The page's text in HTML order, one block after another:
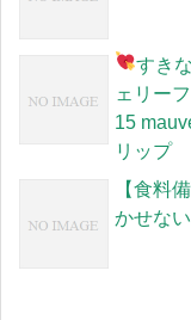
すき
ェリー
15
リップ
【食料
かせな